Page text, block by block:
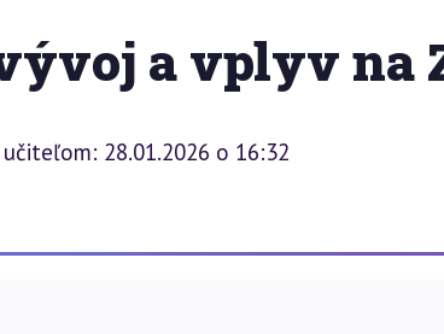
a vplyv na
28.01.2026 o 16:32